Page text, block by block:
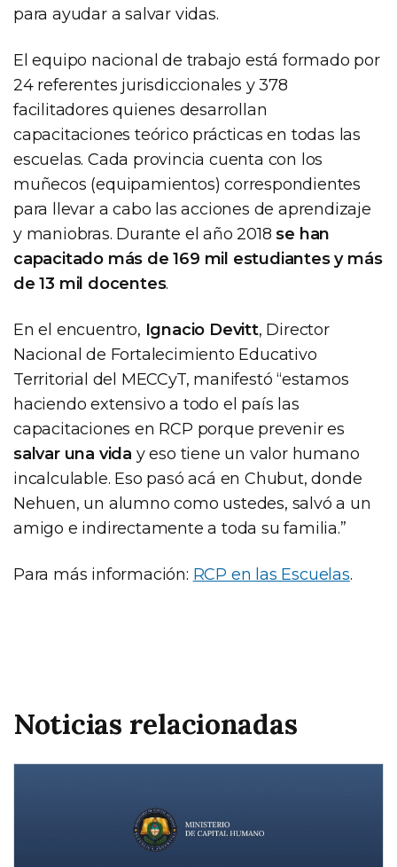
para ayudar a salvar vidas.
El equipo nacional de trabajo está formado por
24 referentes jurisdiccionales y 378
facilitadores quienes desarrollan
capacitaciones teórico prácticas en todas las
escuelas. Cada provincia cuenta con los
muñecos (equipamientos) correspondientes
para llevar a cabo las acciones de aprendizaje
y maniobras. Durante el año 2018se han
capacitado más de 169 mil estudiantes y más
de 13 mil docentes.
En el encuentro, Ignacio Devitt, Director
Nacional de Fortalecimiento Educativo
Territorial del MECCyT, manifestó “estamos
haciendo extensivo a todo el país las
capacitaciones en RCP porque prevenir es
salvar una vida y eso tiene un valor humano
incalculable. Eso pasó acá en Chubut, donde
Nehuen, un alumno como ustedes, salvó a un
amigo e indirectamente a toda su familia.”
Para más información: RCP en las Escuelas.
Noticias relacionadas